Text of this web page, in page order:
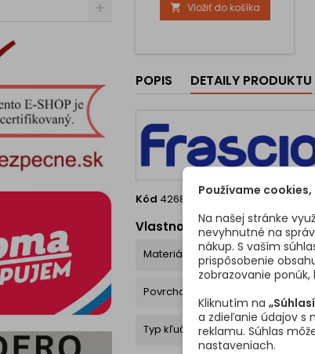
 Vložiť do košíka
POPIS DETAILY PRODUKTU
Kód 426846
Vlastnosti produktu
Materiál
Povrchová úprava
Typ kľučiek
Používame
Na našej stránke
nevyhnutné na
nákup. S vaším
prispôsobenie
zobrazovanie
Kliknutím na
a zdieľanie údajov s
reklamu. Súhlas
nastaveniach.